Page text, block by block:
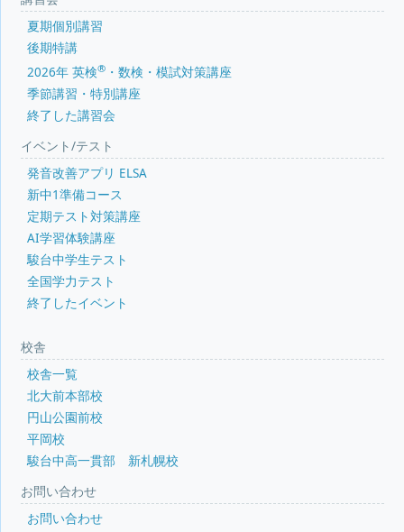
夏期個別講習
後期特講
2026年 英検® ・数検・模試対策講座
季節講習・特別講座
終了した講習会
イベント/テスト
発音改善アプリ ELSA
新中1準備コース
定期テスト対策講座
AI学習体験講座
駿台中学生テスト
全国学力テスト
終了したイベント
校舎
校舎一覧
北大前本部校
円山公園前校
平岡校
駿台中高一貫部 新札幌校
お問い合わせ
お問い合わせ